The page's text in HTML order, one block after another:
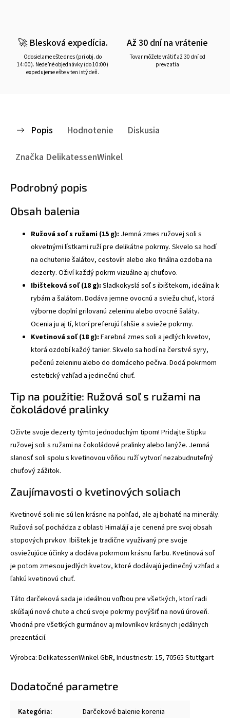
🚀 Blesková expedícia.
Odosielame ešte dnes (pri obj. do
14:00). Nedeľné objednávky (do 10:00)
expedujeme ešte v ten istý deň.
Až 30 dní na vrátenie
Tovar môžete vrátiť až 30 dní od
prevzatia
Popis Hodnotenie
Diskusia
Značka DelikatessenWinkel
Podrobný popis
Obsah balenia
Ružová soľ s ružami (15 g): Jemná zmes ružovej soli s
okvetnými lístkami ruží pre delikátne pokrmy. Skvelo sa hodí
na ochutenie šalátov, cestovín alebo ako finálna ozdoba na
dezerty. Oživí každý pokrm vizuálne aj chuťovo.
Ibišteková soľ (18 g): Sladkokyslá soľ s ibištekom, ideálna k
rybám a šalátom. Dodáva jemne ovocnú a sviežu chuť, ktorá
výborne doplní grilovanú zeleninu alebo ovocné šaláty.
Ocenia ju aj tí, ktorí preferujú ľahšie a svieže pokrmy.
Kvetinová soľ (18 g): Farebná zmes soli a jedlých kvetov,
ktorá ozdobí každý tanier. Skvelo sa hodí na čerstvé syry,
pečenú zeleninu alebo do domáceho pečiva. Dodá pokrmom
estetický vzhľad a jedinečnú chuť.
Tip na použitie: Ružová soľ s ružami na
čokoládové pralinky
Oživte svoje dezerty týmto jednoduchým tipom! Pridajte štipku
ružovej soli s ružami na čokoládové pralinky alebo lanýže. Jemná
slanosť soli spolu s kvetinovou vôňou ruží vytvorí nezabudnuteľný
chuťový zážitok.
Zaujímavosti o kvetinových soliach
Kvetinové soli nie sú len krásne na pohľad, ale aj bohaté na minerály.
Ružová soľ pochádza z oblasti Himalájí a je cenená pre svoj obsah
stopových prvkov. Ibištek je tradične využívaný pre svoje
osviežujúce účinky a dodáva pokrmom krásnu farbu. Kvetinová soľ
je potom zmesou jedlých kvetov, ktoré dodávajú jedinečný vzhľad a
ľahkú kvetinovú chuť.
Táto darčeková sada je ideálnou voľbou pre všetkých, ktorí radi
skúšajú nové chute a chcú svoje pokrmy povýšiť na novú úroveň.
Vhodná pre všetkých gurmánov aj milovníkov krásnych jedálnych
prezentácií.
Výrobca: DelikatessenWinkel GbR, Industriestr. 15, 70565 Stuttgart
Dodatočné parametre
Kategória: Darčekové balenie korenia